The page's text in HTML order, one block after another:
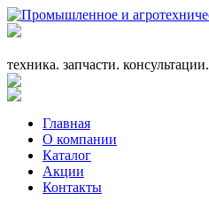
техника. запчасти. консультации.
Главная
О компании
Каталог
Акции
Контакты